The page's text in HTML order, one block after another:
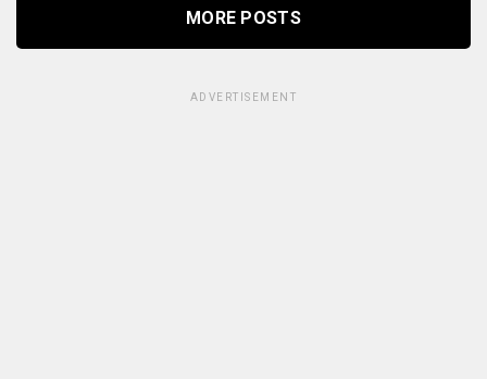
MORE POSTS
ADVERTISEMENT